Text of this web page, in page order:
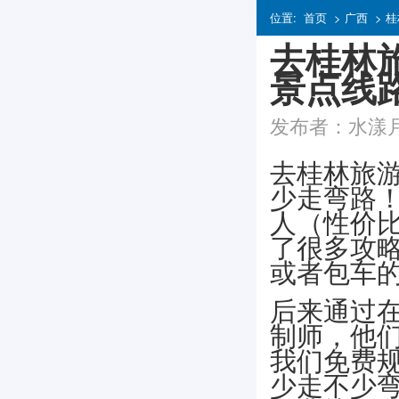
位置: 首页 > 广西 >
去桂林
景点线
发布者：水
去桂林旅
少走弯路
人（性价
了很多攻
或者包车
后来通过
制师，他
我们免费
少走不少